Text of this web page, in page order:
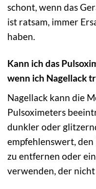
schont, wenn das
ist ratsam, immer
haben.
Kann ich das
wenn ich Nagellack
Nagellack kann die
Pulsoximeters
dunkler oder
empfehlenswert,
zu entfernen oder
verwenden, der